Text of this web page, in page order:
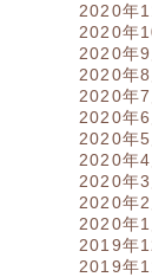
2020年
2020年
2020年9
2020年8
2020年7
2020年6
2020年5
2020年4
2020年3
2020年2
2020年1
2019年
2019年